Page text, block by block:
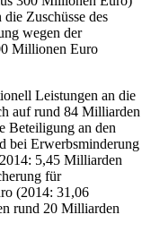
Zuschüsse des
wegen der
Millionen Euro
Leistungen an die
auf rund 84 Milliarden
Beteiligung an den
bei Erwerbsminderung
5,45 Milliarden
für
(2014: 31,06
rund 20 Milliarden